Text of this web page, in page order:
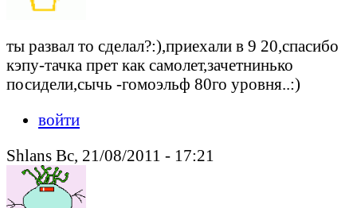
ты развал то сделал?:),приехали в 9 20,спасибо
кэпу-тачка прет как самолет,зачетнинько
посидели,сычь -гомоэльф 80го уровня..:)
войти
Shlans Вс, 21/08/2011 - 17:21